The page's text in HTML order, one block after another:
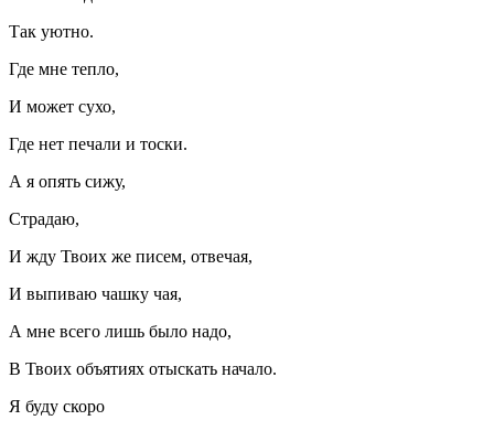
Так уютно.
Где мне тепло,
И может сухо,
Где нет печали и тоски.
А я опять сижу,
Страдаю,
И жду Твоих же писем, отвечая,
И выпиваю чашку чая,
А мне всего лишь было надо,
В Твоих объятиях отыскать начало.
Я буду скоро